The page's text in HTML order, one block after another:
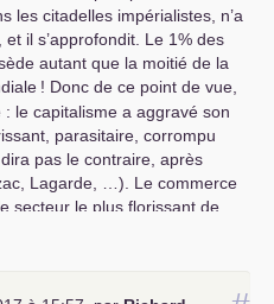
les cita­del­les impé­ria­lis­tes, n’a
il s’appro­fon­dit. Le 1% des
autant que la moitié de la
! Donc de ce point de vue,
: le capi­ta­lisme a aggravé son
para­si­taire, cor­rompu
pas le contraire, après
Lagarde, …). Le com­merce
sec­teur le plus flo­ris­sant de